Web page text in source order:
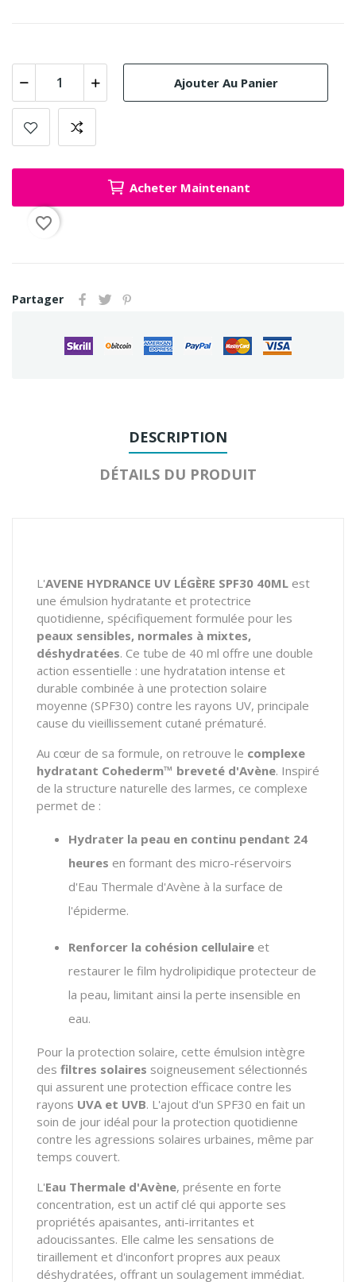
Ajouter Au Panier
Acheter Maintenant
favorite_border
Partager
DESCRIPTION
DÉTAILS DU PRODUIT
L'AVENE HYDRANCE UV LÉGÈRE SPF30 40ML est
une émulsion hydratante et protectrice
quotidienne, spécifiquement formulée pour les
peaux sensibles, normales à mixtes,
déshydratées. Ce tube de 40 ml offre une double
action essentielle : une hydratation intense et
durable combinée à une protection solaire
moyenne (SPF30) contre les rayons UV, principale
cause du vieillissement cutané prématuré.
Au cœur de sa formule, on retrouve le complexe
hydratant Cohederm™ breveté d'Avène. Inspiré
de la structure naturelle des larmes, ce complexe
permet de :
Hydrater la peau en continu pendant 24
heures en formant des micro-réservoirs
d'Eau Thermale d'Avène à la surface de
l'épiderme.
Renforcer la cohésion cellulaire et
restaurer le film hydrolipidique protecteur de
la peau, limitant ainsi la perte insensible en
eau.
Pour la protection solaire, cette émulsion intègre
des filtres solaires soigneusement sélectionnés
qui assurent une protection efficace contre les
rayons UVA et UVB. L'ajout d'un SPF30 en fait un
soin de jour idéal pour la protection quotidienne
contre les agressions solaires urbaines, même par
temps couvert.
L'Eau Thermale d'Avène, présente en forte
concentration, est un actif clé qui apporte ses
propriétés apaisantes, anti-irritantes et
adoucissantes. Elle calme les sensations de
tiraillement et d'inconfort propres aux peaux
déshydratées, offrant un soulagement immédiat.